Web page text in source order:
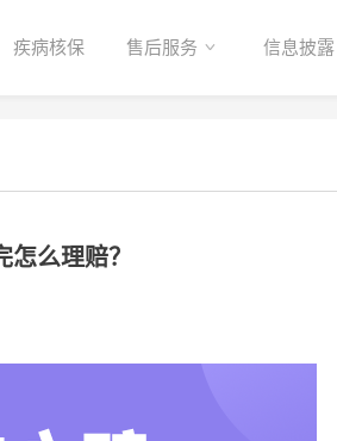
疾病核保 售后服务 信息披露
么理赔？